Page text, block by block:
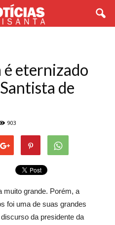
eternizado
de
903
muito grande. Porém, a
foi uma de suas grandes
da presidente da